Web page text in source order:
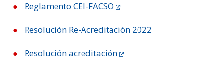
Reglamento CEI-FACSO
Resolución Re-Acreditación 2022
Resolución acreditación